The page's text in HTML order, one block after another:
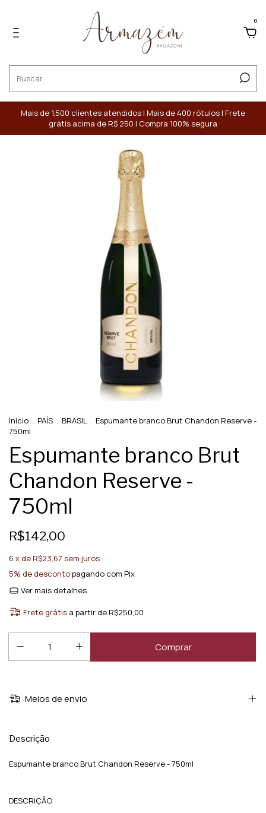
0
Mais de 1.500 clientes atendidos | Mais de 400 rótulos | Frete
grátis acima de R$ 250 | Compra 100% segura
Início . PAÍS . BRASIL . Espumante branco Brut Chandon Reserve -
750ml
Espumante branco Brut
Chandon Reserve -
750ml
R$142,00
6 x deR$23,67 sem juros
5% de descontopagando com Pix
Ver mais detalhes
Frete grátis a partir deR$250,00
Meios de envio
Descrição
Espumante branco Brut Chandon Reserve - 750ml
DESCRIÇÃO